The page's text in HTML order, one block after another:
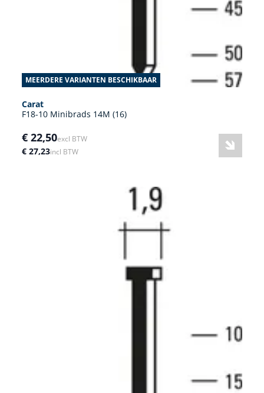
MEERDERE VARIANTEN BESCHIKBAAR
Carat
F18-10 Minibrads 14M (16)
€ 22,50excl BTW
€ 27,23incl BTW